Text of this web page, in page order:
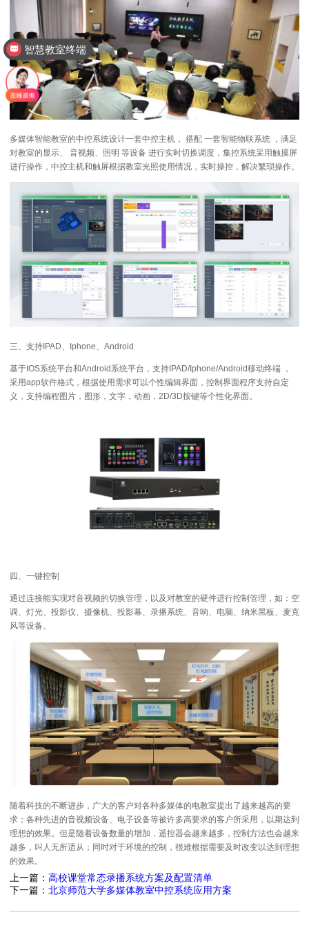
多媒体智能教室的中控系统设计一套中控主机， 搭配 一套智能物联系统 ，满足
对教室的显示、 音视频、照明 等设备 进行实时切换调度，集控系统采用触摸屏
进行操作，中控主机和触屏根据教室光照使用情况，实时操控，解决繁琐操作。
三、支持IPAD、Iphone、Android
基于IOS系统平台和Android系统平台，支持IPAD/Iphone/Android移动终端 ，
采用app软件格式，根据使用需求可以个性编辑界面，控制界面程序支持自定
义，支持编程图片，图形，文字，动画，2D/3D按键等个性化界面。
四、一键控制
通过连接能实现对音视频的切换管理，以及对教室的硬件进行控制管理，如：空
调、灯光、投影仪、摄像机、投影幕、录播系统、音响、电脑、纳米黑板、麦克
风等设备。
随着科技的不断进步，广大的客户对各种多媒体的电教室提出了越来越高的要
求；各种先进的音视频设备、电子设备等被许多高要求的客户所采用，以期达到
理想的效果。但是随着设备数量的增加，遥控器会越来越多，控制方法也会越来
越多，叫人无所适从；同时对于环境的控制，很难根据需要及时改变以达到理想
的效果。
上一篇： 高校课堂常态录播系统方案及配置清单
下一篇： 北京师范大学多媒体教室中控系统应用方案
智慧教室终端